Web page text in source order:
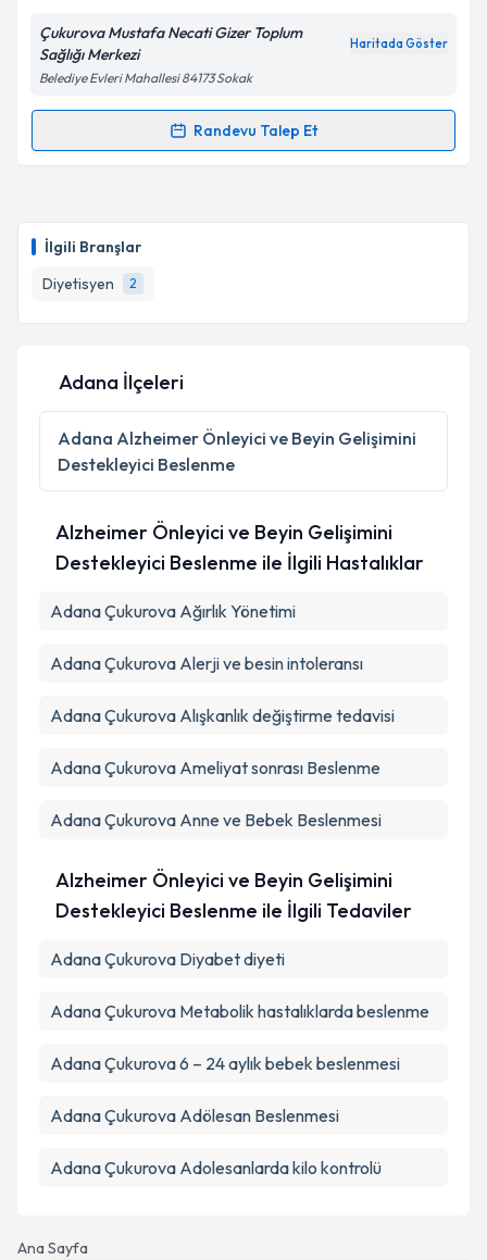
İlgili Branşlar
Diyetisyen
2
Çukurova Mustafa Necati Gizer Toplum
Sağlığı Merkezi
Haritada Göster
Belediye Evleri Mahallesi 84173 Sokak
Randevu Talep Et
Randevu Takvimi Talebi
takvim hazırlandığında e-posta ile bilgilendireceğiz.
E-posta Adresiniz
Kişisel verilerimin işlenmesine ilişkinAydınlatma
Metni 'ni okudum ve kişisel verilerimin belirtilen
kapsamda işlenmesini kabul ediyorum.
Ana Sayfa
Adana İlçeleri
Adana Alzheimer Önleyici ve Beyin Gelişimini
Destekleyici Beslenme
Alzheimer Önleyici ve Beyin Gelişimini
Destekleyici Beslenme ile İlgili Hastalıklar
Adana Çukurova Ağırlık Yönetimi
Adana Çukurova Alerji ve besin intoleransı
Adana Çukurova Alışkanlık değiştirme tedavisi
Adana Çukurova Ameliyat sonrası Beslenme
Adana Çukurova Anne ve Bebek Beslenmesi
Alzheimer Önleyici ve Beyin Gelişimini
Destekleyici Beslenme ile İlgili Tedaviler
Adana Çukurova Diyabet diyeti
Adana Çukurova Metabolik hastalıklarda beslenme
Adana Çukurova 6 – 24 aylık bebek beslenmesi
Adana Çukurova Adölesan Beslenmesi
Adana Çukurova Adolesanlarda kilo kontrolü